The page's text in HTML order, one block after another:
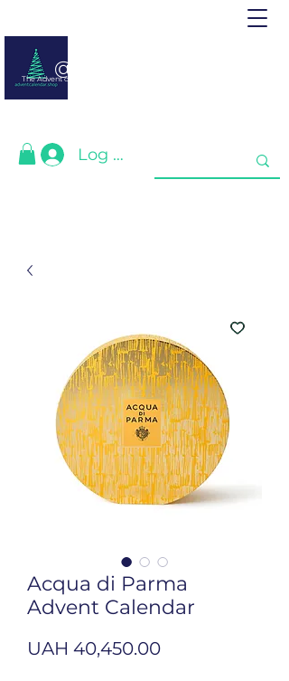
@ adventcalendar.shop
The Advent calendar is a calendar waiting for Christmas or New Year.
Log In
Acqua di Parma
Advent Calendar
UAH 40,450.00Price